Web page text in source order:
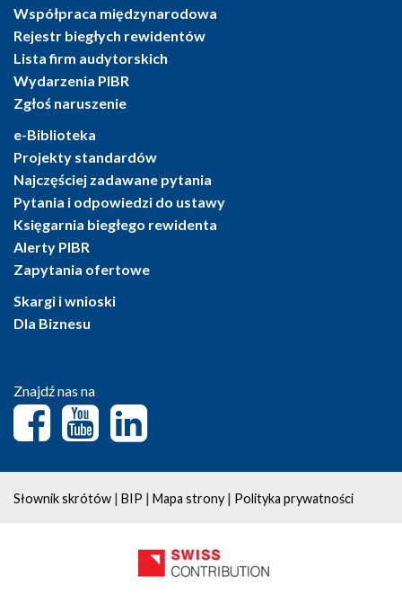
Współpraca międzynarodowa
Rejestr biegłych rewidentów
Lista firm audytorskich
Wydarzenia PIBR
Zgłoś naruszenie
e-Biblioteka
Projekty standardów
Najczęściej zadawane pytania
Pytania i odpowiedzi do ustawy
Księgarnia biegłego rewidenta
Alerty PIBR
Zapytania ofertowe
Skargi i wnioski
Dla Biznesu
Znajdź nas na
Słownik skrótów | BIP | Mapa strony | Polityka prywatności